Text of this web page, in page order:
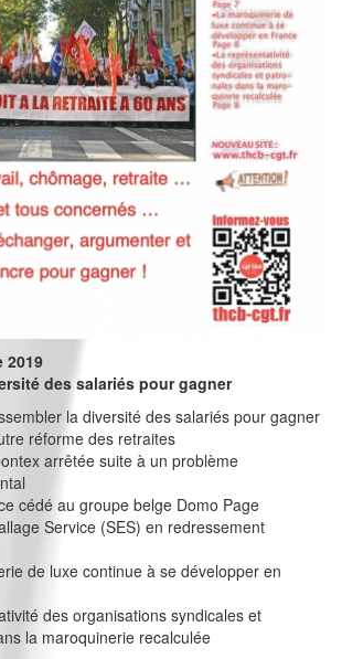
2019
des salariés pour gagner
la diversité des salariés pour gagner
réforme des retraites
arrêtée suite à un problème
cédé au groupe belge Domo Page
Service (SES) en redressement
de luxe continue à se développer en
des organisations syndicales et
la maroquinerie recalculée